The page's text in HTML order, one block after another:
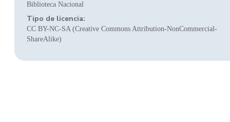
Biblioteca Nacional
Tipo de licencia:
CC BY-NC-SA (Creative Commons Attribution-NonCommercial-
ShareAlike)